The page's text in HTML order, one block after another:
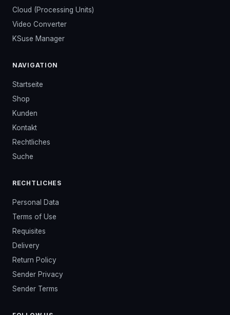
Cloud (Processing Units)
Video Converter
KSuse Manager
NAVIGATION
Startseite
Shop
Kunden
Kontakt
Rechtliches
Suche
RECHTLICHES
Personal Data
Terms of Use
Requisites
Delivery
Return Policy
Sender Privacy
Sender Terms